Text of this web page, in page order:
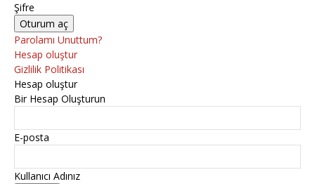
Şifre
Parolamı Unuttum?
Hesap oluştur
Gizlilik Politikası
Hesap oluştur
Bir Hesap Oluşturun
E-posta
Kullanıcı Adınız